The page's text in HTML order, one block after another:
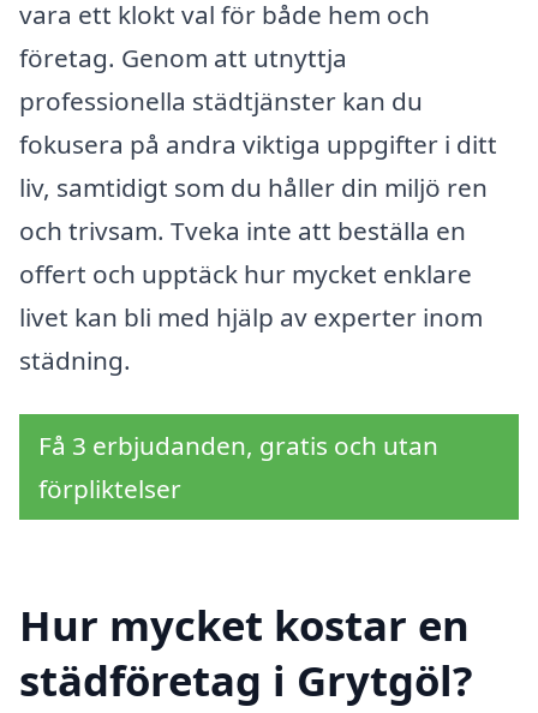
vara ett klokt val för både hem och
företag. Genom att utnyttja
professionella städtjänster kan du
fokusera på andra viktiga uppgifter i ditt
liv, samtidigt som du håller din miljö ren
och trivsam. Tveka inte att beställa en
offert och upptäck hur mycket enklare
livet kan bli med hjälp av experter inom
städning.
Få 3 erbjudanden, gratis och utan
förpliktelser
Hur mycket kostar en
städföretag i Grytgöl?